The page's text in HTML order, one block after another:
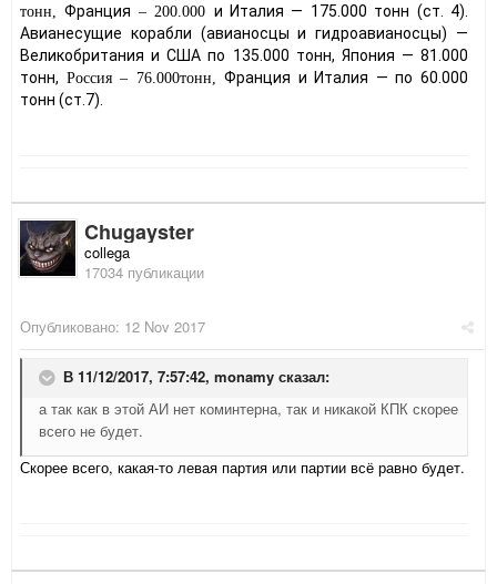
тонн,Франция – 200.000 и Италия — 175.000 тонн (ст. 4).
Авианесущие корабли (авианосцы и гидроавианосцы) —
Великобритания и США по 135.000 тонн, Япония — 81.000
тонн, Россия – 76.000тонн,Франция и Италия — по 60.000
тонн (ст.7).
Chugayster
collega
17034 публикации
Опубликовано: 12 Nov 2017
В 11/12/2017, 7:57:42, monamy сказал:
а так как в этой АИ нет коминтерна, так и никакой КПК скорее
всего не будет.
Скорее всего, какая-то левая партия или партии всё равно будет.